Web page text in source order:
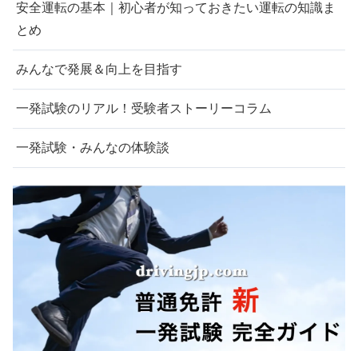
安全運転の基本｜初心者が知っておきたい運転の知識ま
とめ
みんなで発展＆向上を目指す
一発試験のリアル！受験者ストーリーコラム
一発試験・みんなの体験談